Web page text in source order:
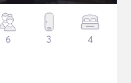
6 3 4